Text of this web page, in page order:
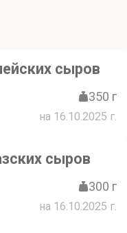
сыров
350 г
на 16.10.2025 г.
сыров
300 г
на 16.10.2025 г.